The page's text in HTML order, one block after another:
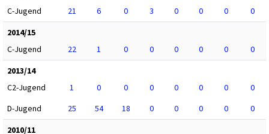
C-Jugend
21 6 0 3 0 0 0
0
2014/15
C-Jugend
22 1 0 0 0 0 0
0
2013/14
C2-Jugend
1 0 0 0 0 0 0
0
D-Jugend
25 54 18 0 0 0 0
0
2010/11